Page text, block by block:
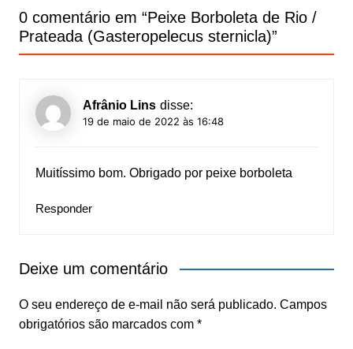
0 comentário em “Peixe Borboleta de Rio /
Prateada (Gasteropelecus sternicla)”
Afrânio Lins disse:
19 de maio de 2022 às 16:48
Muitíssimo bom. Obrigado por peixe borboleta
Responder
Deixe um comentário
O seu endereço de e-mail não será publicado. Campos
obrigatórios são marcados com *